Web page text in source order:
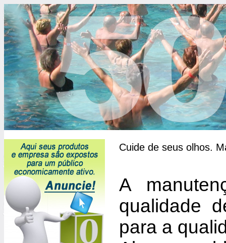
Cuide de seus olhos.
A
qualidade
para a